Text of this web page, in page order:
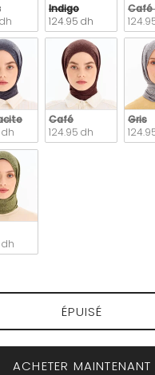
Indigo
124.95 dh
Café
dh
Café
124.95 dh
Gris
dh
ÉPUISÉ
ACHETER MAINTENANT